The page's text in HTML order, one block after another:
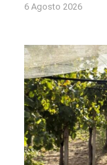
6 Agosto 2026